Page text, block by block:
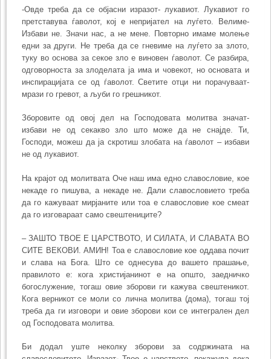
-Овде треба да се објасни изразот- лукавиот. Лукавиот го
претставува ѓаволот, кој е непријател на луѓето. Велиме-
Избави не. Значи нас, а не мене. Повторно имаме молење
едни за други. Не треба да се гневиме на луѓето за злото,
туку во основа за секое зло е виновен ѓаволот. Се разбира,
одговорноста за злоделата ја има и човекот, но основата и
инспирацијата се од ѓаволот. Светите отци ни порачуваат-
мрази го гревот, а љуби го грешникот.
Зборовите од овој дел на Господовата молитва значат-
избави не од секакво зло што може да не снајде. Ти,
Господи, можеш да ја скротиш злобата на ѓаволот – избави
не од лукавиот.
На крајот од молитвата Оче наш има едно славословие, кое
некаде го пишува, а некаде не. Дали славословието треба
да го кажуваат мирјаните или тоа е славословие кое смеат
да го изговараат само свештениците?
– ЗАШТО ТВОЕ Е ЦАРСТВОТО, И СИЛАТА, И СЛАВАТА ВО
СИТЕ ВЕКОВИ. АМИН! Тоа е славословие кое оддава почит
и слава на Бога. Што се однесува до вашето прашање,
правилото е: кога христијанинот е на општо, заедничко
богослужение, тогаш овие зборови ги кажува свештеникот.
Кога верникот се моли со лична молитва (дома), тогаш тој
треба да ги изговори и овие зборови кои се интегрален дел
од Господовата молитва.
Би додал уште неколку зборови за содржината на